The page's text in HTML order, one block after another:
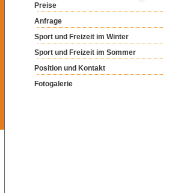
Preise
Anfrage
Sport und Freizeit im Winter
Sport und Freizeit im Sommer
Position und Kontakt
Fotogalerie